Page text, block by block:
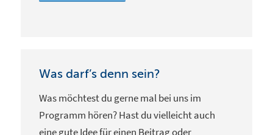
Was darf’s denn sein?
Was möchtest du gerne mal bei uns im
Programm hören? Hast du vielleicht auch
eine gute Idee für einen Beitrag oder